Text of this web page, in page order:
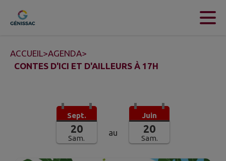
Contenu
ACCUEIL>AGENDA>
CONTES D'ICI ET D'AILLEURS À 17H
Sept.
20
Sam.
au
Juin
20
Sam.